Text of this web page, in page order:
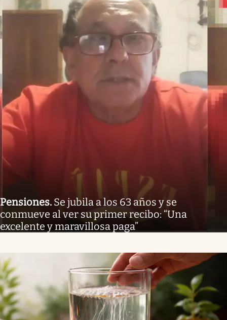
Pensiones. Se jubila a los 63 años y se
conmueve al ver su primer recibo: “Una
excelente y maravillosa paga”